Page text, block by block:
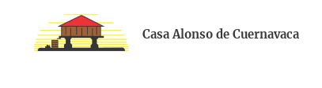
Casa Alonso de Cuernavaca